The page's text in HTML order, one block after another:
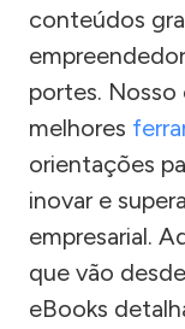
conteúdos
portes.
melhores
orientações
inovar e
empresarial.
que vão
eBooks